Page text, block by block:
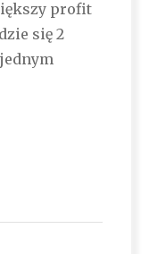
profit
się 2